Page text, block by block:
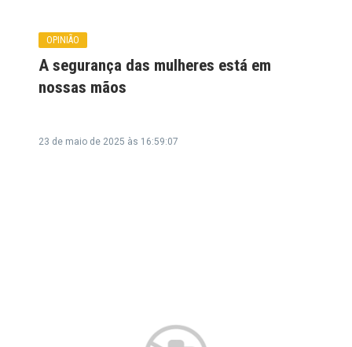
OPINIÃO
A segurança das mulheres está em
nossas mãos
23 de maio de 2025 às 16:59:07